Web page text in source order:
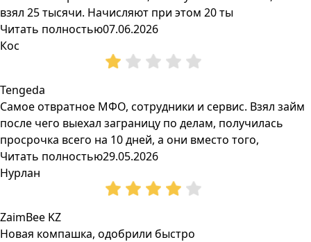
взял 25 тысячи. Начисляют при этом 20 ты
Читать полностью07.06.2026
Кос
Tengeda
Самое отвратное МФО, сотрудники и сервис. Взял займ
после чего выехал заграницу по делам, получилась
просрочка всего на 10 дней, а они вместо того,
Читать полностью29.05.2026
Нурлан
ZaimBee KZ
Новая компашка, одобрили быстро